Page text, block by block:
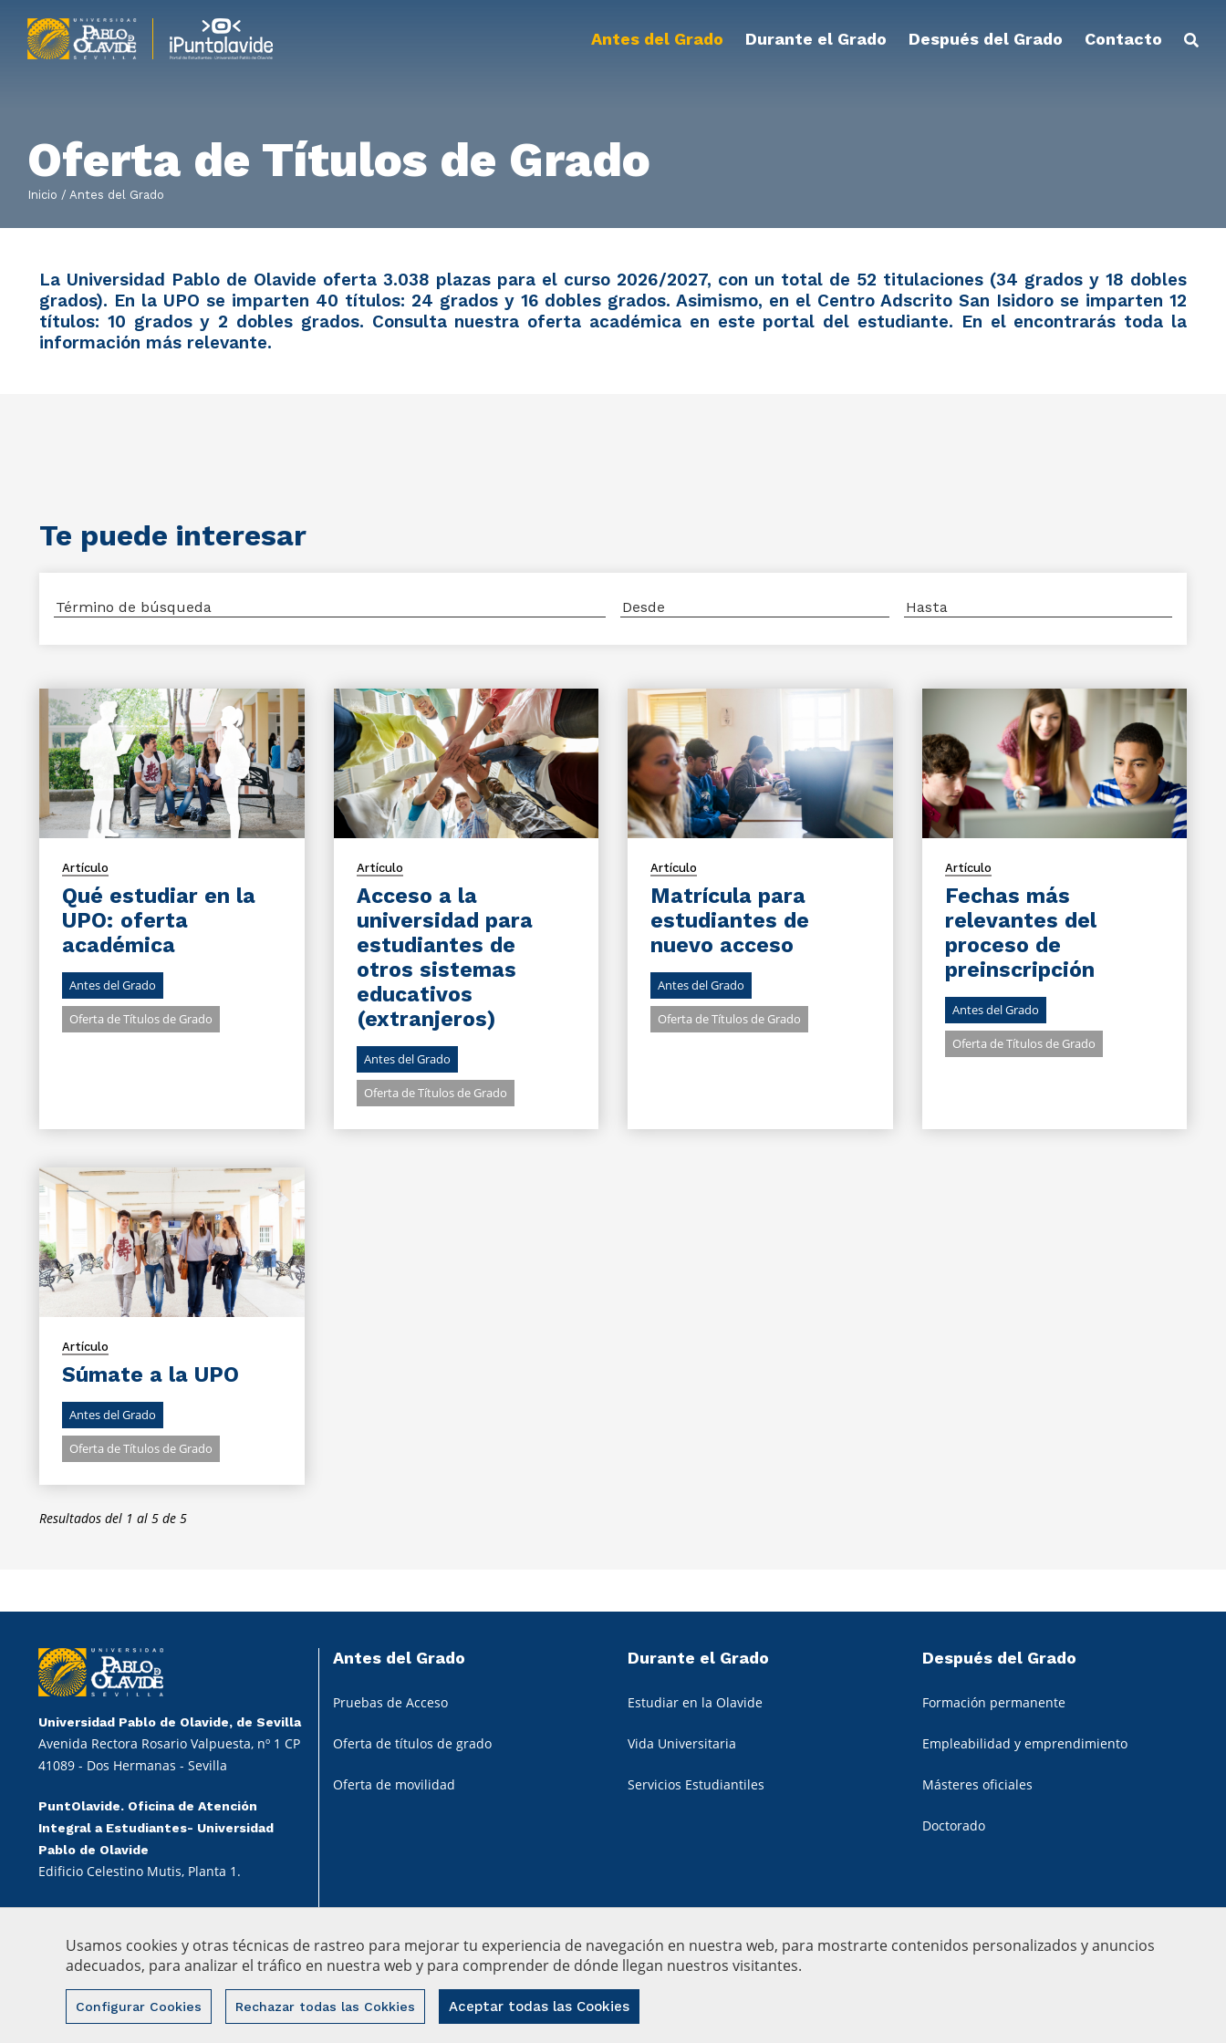
Usamos cookies y otras técnicas de rastreo para mejorar tu experiencia de navegación en nuestra web, para mostrarte contenidos personalizados y anuncios
adecuados, para analizar el tráfico en nuestra web y para comprender de dónde llegan nuestros visitantes.
Configurar Cookies Rechazar todas las Cokkies Aceptar todas las Cookies
Antes del Grado Durante el Grado Después del Grado Contacto
Oferta de Títulos de Grado
Inicio Antes del Grado
La Universidad Pablo de Olavide oferta 3.038 plazas para el curso 2026/2027, con un total de 52 titulaciones (34 grados y 18 dobles
grados). En la UPO se imparten 40 títulos: 24 grados y 16 dobles grados. Asimismo, en el Centro Adscrito San Isidoro se imparten 12
títulos: 10 grados y 2 dobles grados. Consulta nuestra oferta académica en este portal del estudiante. En el encontrarás toda la
información más relevante.
Te puede interesar
Artículo
Qué estudiar en la
UPO: oferta
académica
Antes del Grado
Oferta de Títulos de Grado
Artículo
Acceso a la
universidad para
estudiantes de
otros sistemas
educativos
(extranjeros)
Antes del Grado
Oferta de Títulos de Grado
Artículo
Matrícula para
estudiantes de
nuevo acceso
Antes del Grado
Oferta de Títulos de Grado
Artículo
Fechas más
relevantes del
proceso de
preinscripción
Antes del Grado
Oferta de Títulos de Grado
Artículo
Súmate a la UPO
Antes del Grado
Oferta de Títulos de Grado
Resultados del 1 al 5 de 5
Universidad Pablo de Olavide, de Sevilla
Avenida Rectora Rosario Valpuesta, nº 1 CP
41089 - Dos Hermanas - Sevilla
PuntOlavide. Oficina de Atención
Integral a Estudiantes- Universidad
Pablo de Olavide
Edificio Celestino Mutis, Planta 1.
Antes del Grado
Pruebas de Acceso
Oferta de títulos de grado
Oferta de movilidad
Durante el Grado
Estudiar en la Olavide
Vida Universitaria
Servicios Estudiantiles
Después del Grado
Formación permanente
Empleabilidad y emprendimiento
Másteres oficiales
Doctorado
© 2022 Universidad Pablo de Olavide Aviso Legal Privacidad Política de cookies